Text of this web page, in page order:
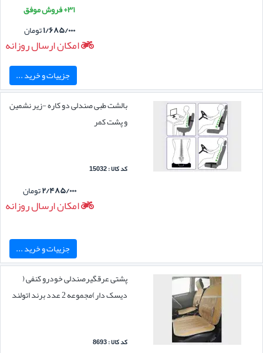
۳۱+ فروش موفق
۱/۶۸۵/۰۰۰تومان
امکان ارسال روزانه
جزییات و خرید ...
بالشت طبی صندلی دو کاره -زیر نشمین
و پشت کمر
کد کالا : 15032
۲/۴۸۵/۰۰۰تومان
امکان ارسال روزانه
جزییات و خرید ...
پشتی عرقگیرصندلی خودرو کنفی (
دیسک دار)مجموعه 2 عدد برند اتولند
کد کالا : 8693